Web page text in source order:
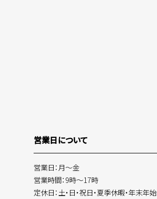
営業日について
営業日：月～金
営業時間：9時～17時
定休日：土・日・祝日・夏季休暇・年末年始